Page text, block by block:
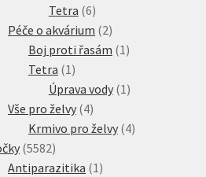
produkty
Tetra 66
produktů
Péče o akvárium 22
produkty
Boj proti řasám 1 1
Tetra 1 1
produkt
Úprava vody 1 1
Vše pro želvy 44
produkty
Krmivo pro želvy 44
55825582
produktů
Antiparazitika 1 1